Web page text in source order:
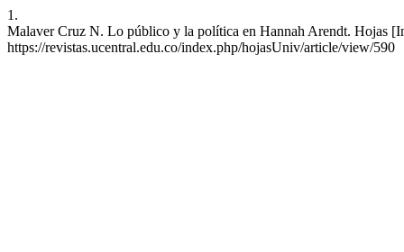
1.
Malaver Cruz N. Lo público y la política en Hannah Arendt. Hojas
https://revistas.ucentral.edu.co/index.php/hojasUniv/article/view/590